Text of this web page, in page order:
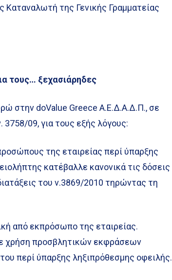
Καταναλωτή της Γενικής Γραμματείας
τους… ξεχασιάρηδες
στην doValue Greece A.E.Δ.Α.Δ.Π., σε
09, για τους εξής λόγους:
της εταιρείας περί ύπαρξης
κατέβαλλε κανονικά τις δόσεις
του ν.3869/2010 τηρώντας τη
από εκπρόσωπο της εταιρείας.
χρήση προσβλητικών εκφράσεων
περί ύπαρξης ληξιπρόθεσμης οφειλής.